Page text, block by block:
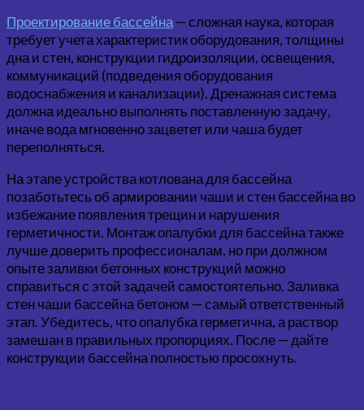
Проектирование бассейна— сложная наука, которая
требует учета характеристик оборудования, толщины
дна и стен, конструкции гидроизоляции, освещения,
коммуникаций (подведения оборудования
водоснабжения и канализации). Дренажная система
должна идеально выполнять поставленную задачу,
иначе вода мгновенно зацветет или чаша будет
переполняться.
На этапе устройства котлована для бассейна
позаботьтесь об армировании чаши и стен бассейна во
избежание появления трещин и нарушения
герметичности. Монтаж опалубки для бассейна также
лучше доверить профессионалам, но при должном
опыте заливки бетонных конструкций можно
справиться с этой задачей самостоятельно. Заливка
стен чаши бассейна бетоном — самый ответственный
этап. Убедитесь, что опалубка герметична, а раствор
замешан в правильных пропорциях. После — дайте
конструкции бассейна полностью просохнуть.